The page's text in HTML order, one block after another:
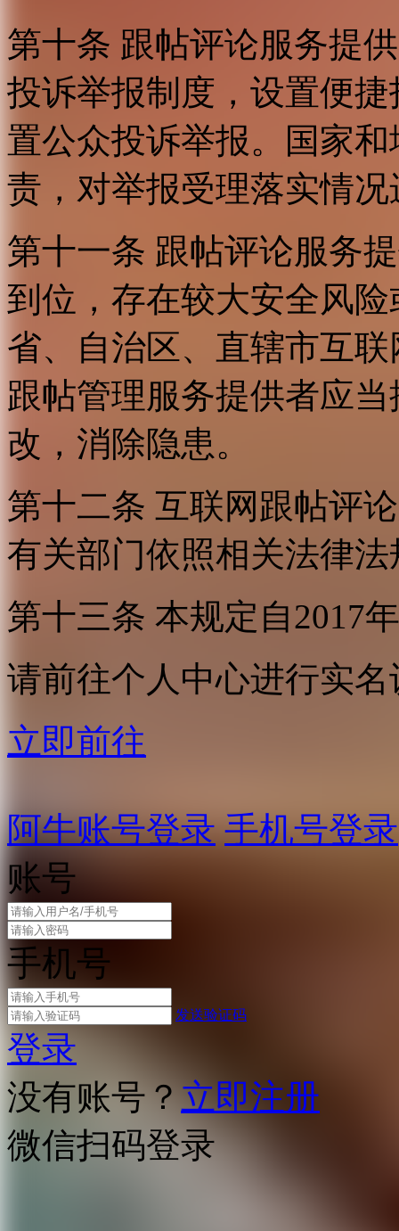
第十条 跟帖评论服务提
投诉举报制度，设置便
置公众投诉举报。国家
责，对举报受理落实情
第十一条 跟帖评论服务
到位，存在较大安全风
省、自治区、直辖市互
跟帖管理服务提供者应
改，消除隐患。
第十二条 互联网跟帖评
有关部门依照相关法律
第十三条 本规定自2017
请前往个人中心进行实名
立即前往
阿牛账号登录 手机号登录
账号
手机号
发送验证码
登录
没有账号？ 立即注册
微信扫码登录